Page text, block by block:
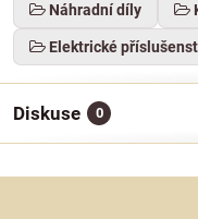
Náhradní díly
Elektrické
Diskuse 0